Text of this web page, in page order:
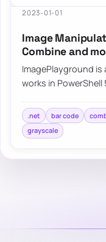
2023-01-01
Image
Combine and
ImagePlayground
works in PowerShell
.net bar code
grayscale